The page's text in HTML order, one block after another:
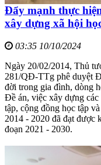
Đẩy mạnh thực
xây dựng xã hội
03:35 10/10/2024
Ngày 20/02/2014, Thủ
281/QĐ-TTg phê duyệt
đời trong gia đình, dòng
Đề án, việc xây dựng
tập, cộng đồng học tập
2014 - 2020 đã đạt được
đoạn 2021 - 2030.